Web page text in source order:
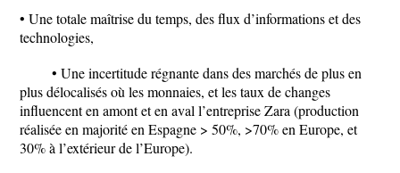
• Une totale maîtrise du temps, des flux d’informations et des
technologies,
• Une incertitude régnante dans des marchés de plus en
plus délocalisés où les monnaies, et les taux de changes
influencent en amont et en aval l’entreprise Zara (production
réalisée en majorité en Espagne > 50%, >70% en Europe, et
30% à l’extérieur de l’Europe).